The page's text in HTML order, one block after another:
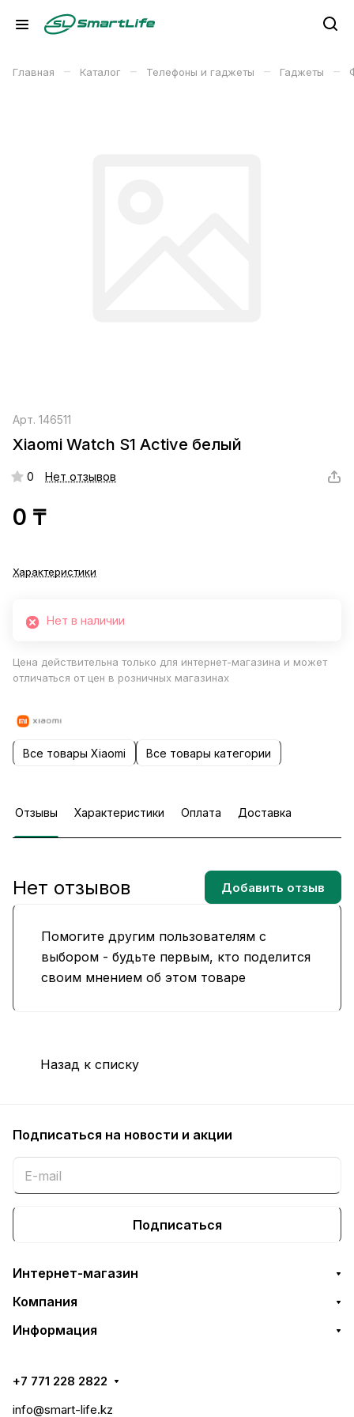
Главная – Каталог – Телефоны и гаджеты – Гаджеты –
Арт. 146511
Xiaomi Watch S1 Active белый
0 Нет отзывов
0 ₸
Характеристики
Нет в наличии
Цена действительна только для интернет-магазина и может
отличаться от цен в розничных магазинах
Все товары Xiaomi Все товары категории
Отзывы Характеристики Оплата Доставка
Помогите другим пользователям с
выбором - будьте первым, кто поделится
своим мнением об этом товаре
Нет отзывов Добавить отзыв
Назад к списку
Подписаться на новости и акции
Подписаться
Интернет-магазин
Компания
Информация
+7 771 228 2822
info@smart-life.kz